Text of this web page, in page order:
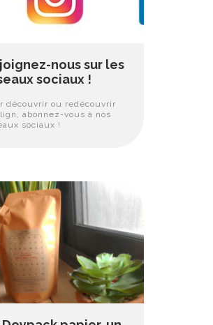
nous sur les
sociaux !
découvrir ou redécouvrir
abonnez-vous à nos
sociaux !